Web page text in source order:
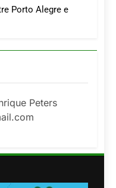
Porto Alegre e
Peters